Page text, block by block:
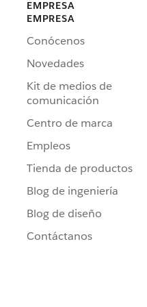
EMPRESA
EMPRESA
Conócenos
Novedades
Kit de medios de
comunicación
Centro de marca
Empleos
Tienda de productos
Blog de ingeniería
Blog de diseño
Contáctanos